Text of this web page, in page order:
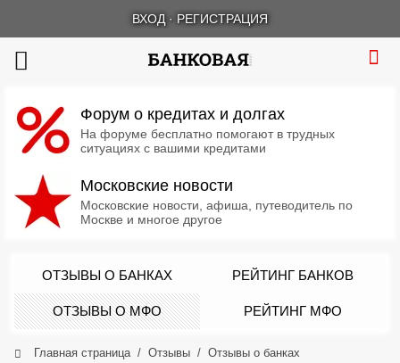
ВХОД · РЕГИСТРАЦИЯ
Форум о кредитах и долгах
На форуме бесплатно помогают в трудных
ситуациях с вашими кредитами
Московские новости
Московские новости, афиша, путеводитель по
Москве и многое другое
ОТЗЫВЫ О БАНКАХ РЕЙТИНГ БАНКОВ
ОТЗЫВЫ О МФО РЕЙТИНГ МФО
Главная страница Отзывы Отзывы о банках